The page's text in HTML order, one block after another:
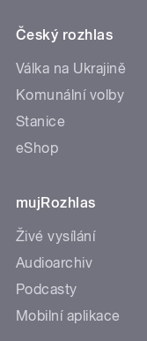
Český rozhlas
Válka na Ukrajině
Komunální volby
Stanice
eShop
mujRozhlas
Živé vysílání
Audioarchiv
Podcasty
Mobilní aplikace